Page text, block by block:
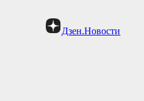
Дзен.Новости